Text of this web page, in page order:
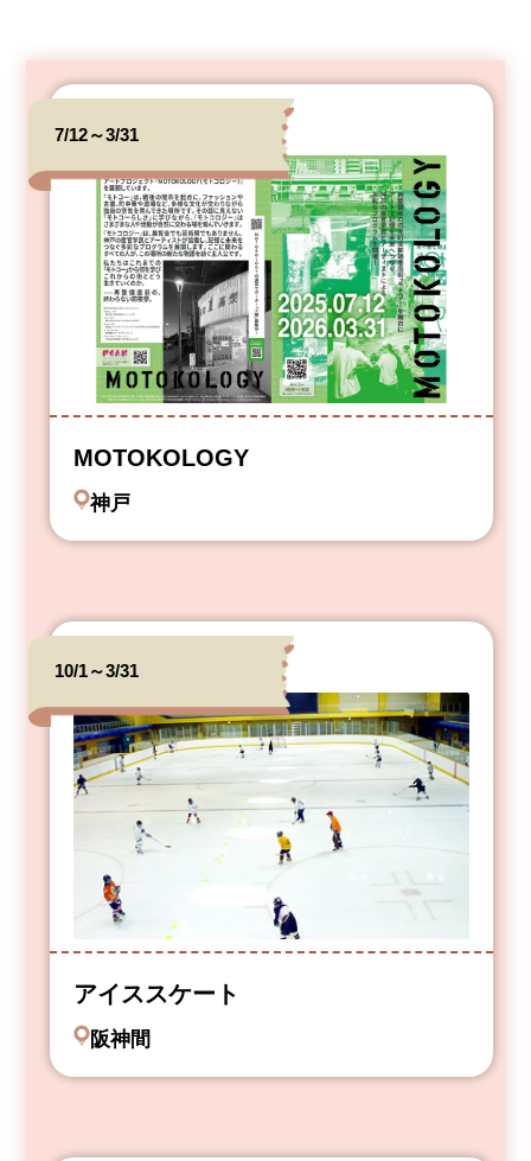
7/12～3/31
MOTOKOLOGY
神戸
10/1～3/31
アイススケート
阪神間